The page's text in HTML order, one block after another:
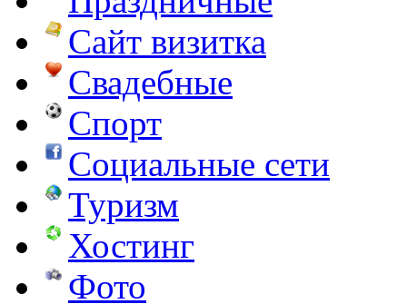
Сайт визитка
Свадебные
Спорт
Социальные сети
Туризм
Хостинг
Фото